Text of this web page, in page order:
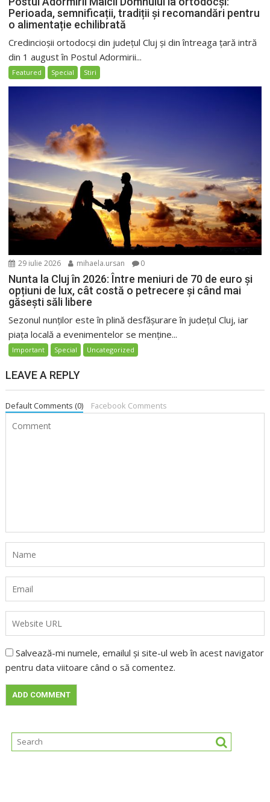
Perioada, semnificații, tradiții și recomandări pentru
o alimentație echilibrată
Credincioșii ortodocși din județul Cluj și din întreaga țară intră
din 1 august în Postul Adormirii...
Featured Special Stiri
29 iulie 2026 mihaela.ursan 0
Nunta la Cluj în 2026: Între meniuri de 70 de euro și
opțiuni de lux, cât costă o petrecere și când mai
găsești săli libere
Sezonul nunților este în plină desfășurare în județul Cluj, iar
piața locală a evenimentelor se menține...
Important Special Uncategorized
LEAVE A REPLY
Default Comments (0) Facebook Comments
Salvează-mi numele, emailul și site-ul web în acest navigator
pentru data viitoare când o să comentez.